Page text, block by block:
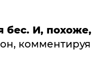
бес. И, похоже,
комментируя